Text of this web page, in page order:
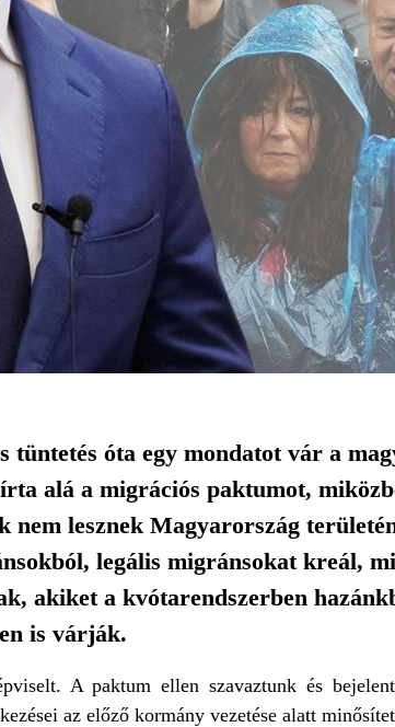
tüntetés óta egy mondatot vár a
alá a migrációs paktumot,
nem lesznek Magyarország
legális migránsokat kreál,
akiket a kvótarendszerben
is várják.
A paktum ellen szavaztunk és
az előző kormány vezetése alatt